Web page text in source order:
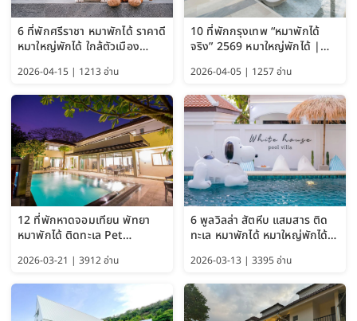
6 ที่พักศรีราชา หมาพักได้ ราคาดี
หมาใหญ่พักได้ ใกล้ตัวเมือง
2026-04-15 | 1213 อ่าน
10 ที่พักกรุงเทพ “หมาพักได้
จริง” 2569 หมาใหญ่พักได้ |
Bangkok อัปเดตล่าสุด
2026-04-05 | 1257 อ่าน
12 ที่พักหาดจอมเทียน พัทยา
หมาพักได้ ติดทะเล Pet
พักได้ อัปเดต 2569
2026-03-21 | 3912 อ่าน
6 พูลวิลล่า สัตหีบ แสมสาร ติด
ทะเล หมาพักได้ หมาใหญ่พักได้
2026-03-13 | 3395 อ่าน